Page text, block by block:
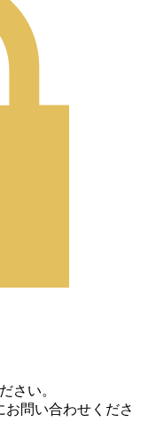
さい。
お問い合わせくださ